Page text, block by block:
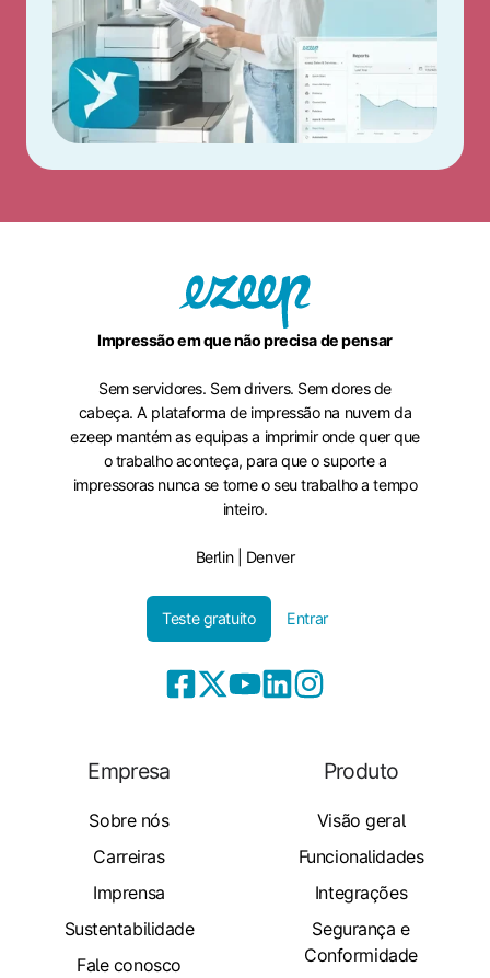
Impressão em que não precisa de pensar
Sem servidores. Sem drivers. Sem dores de
cabeça. A plataforma de impressão na nuvem da
ezeep mantém as equipas a imprimir onde quer que
o trabalho aconteça, para que o suporte a
impressoras nunca se torne o seu trabalho a tempo
inteiro.
Berlin | Denver
Teste gratuito Entrar
Empresa
Sobre nós
Carreiras
Imprensa
Sustentabilidade
Fale conosco
Produto
Visão geral
Funcionalidades
Integrações
Segurança e
Conformidade